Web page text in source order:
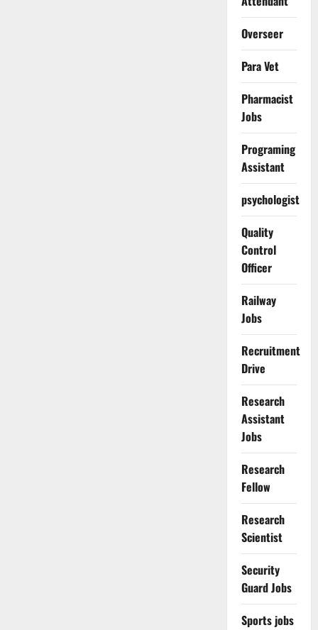
Overseer
Para Vet
Pharmacist
Jobs
Programing
Assistant
psychologist
Quality
Control
Officer
Railway
Jobs
Recruitment
Drive
Research
Assistant
Jobs
Research
Fellow
Research
Scientist
Security
Guard Jobs
Sports jobs